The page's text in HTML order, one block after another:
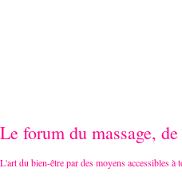
Le forum du massage,
L'art du bien-être par des moyens accessibles à